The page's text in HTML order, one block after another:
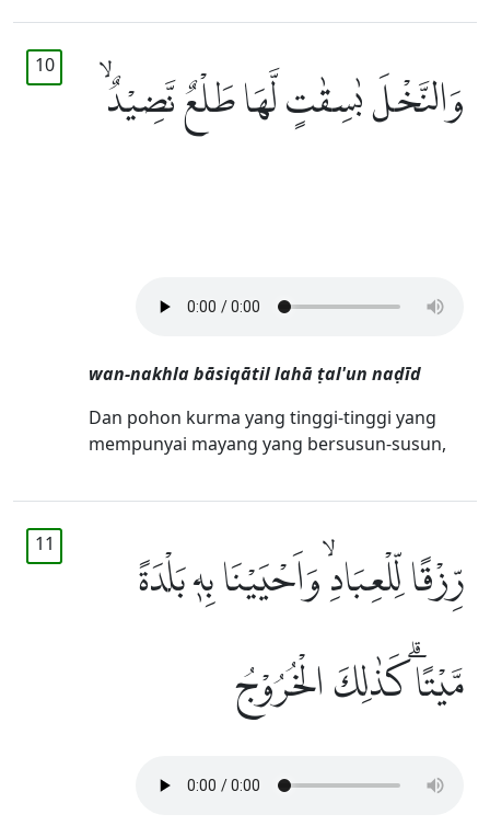
10
وَالنَّخْلَ بٰسِقٰتٍ لَّهَا طَلْعٌ نَّضِيْدٌۙ
wan-nakhla bāsiqātil lahā ṭal'un naḍīd
Dan pohon kurma yang tinggi-tinggi yang
mempunyai mayang yang bersusun-susun,
11
رِّزْقًا لِّلْعِبَادِۙ وَاَحْيَيْنَا بِهٖ بَلْدَةً
مَّيْتًاۗ كَذٰلِكَ الْخُرُوْجُ